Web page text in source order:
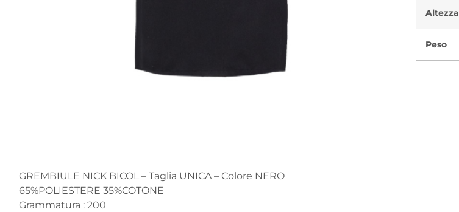
Altezza
Peso
GREMBIULE NICK BICOL – Taglia UNICA – Colore NERO
65%POLIESTERE 35%COTONE
Grammatura : 200